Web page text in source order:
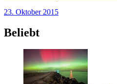
23. Oktober 2015
Beliebt